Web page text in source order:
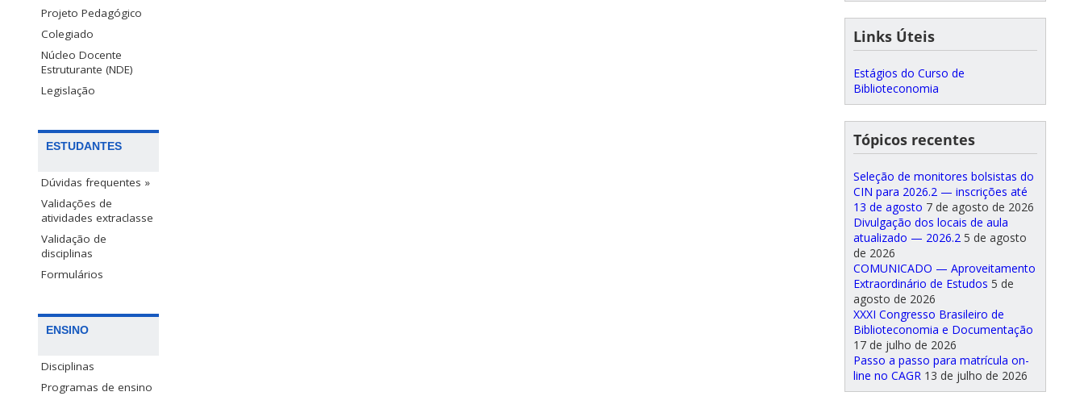
Projeto Pedagógico
Colegiado
Núcleo Docente
Estruturante (NDE)
Legislação
ESTUDANTES
Dúvidas frequentes »
Validações de
atividades extraclasse
Validação de
disciplinas
Formulários
ENSINO
Disciplinas
Programas de ensino
Links Úteis
Estágios do Curso de
Biblioteconomia
Tópicos recentes
Seleção de monitores bolsistas do
CIN para 2026.2 — inscrições até
13 de agosto 7 de agosto de 2026
Divulgação dos locais de aula
atualizado — 2026.2 5 de agosto
de 2026
COMUNICADO — Aproveitamento
Extraordinário de Estudos 5 de
agosto de 2026
XXXI Congresso Brasileiro de
Biblioteconomia e Documentação
17 de julho de 2026
Passo a passo para matrícula on-
line no CAGR 13 de julho de 2026